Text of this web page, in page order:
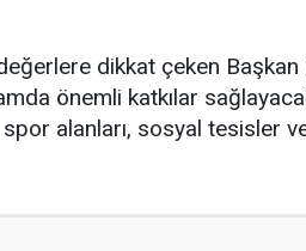
dikkat çeken Başkan
önemli katkılar
alanları, sosyal tesisler